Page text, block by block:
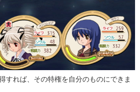
すれば、その特権を自分のものにできま